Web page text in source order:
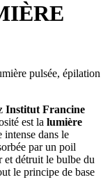
Institut Francine
est la lumière
dans le
par un poil
et détruit le bulbe du
le principe de base